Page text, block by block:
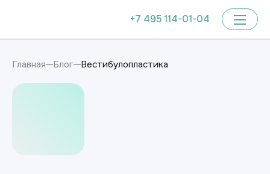
+7 495 114-01-04
Главная Блог Вестибулопластика